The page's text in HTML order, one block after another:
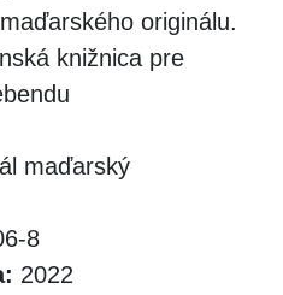
originálu.
knižnica pre
maďarský
8
2022